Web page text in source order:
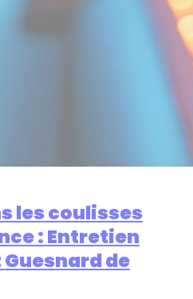
les coulisses
: Entretien
de